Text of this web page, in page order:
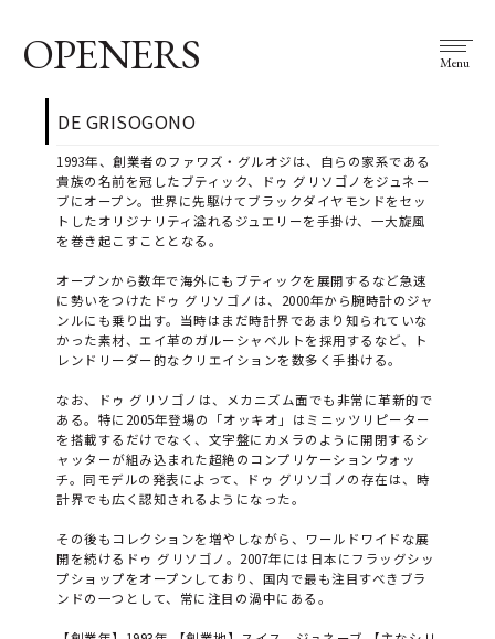
OPENERS Menu
DE GRISOGONO
1993年、創業者のファワズ・グルオジは、自らの家系である
貴族の名前を冠したブティック、ドゥ グリソゴノをジュネー
ブにオープン。世界に先駆けてブラックダイヤモンドをセッ
トしたオリジナリティ溢れるジュエリーを手掛け、一大旋風
を巻き起こすこととなる。
オープンから数年で海外にもブティックを展開するなど急速
に勢いをつけたドゥ グリソゴノは、2000年から腕時計のジャ
ンルにも乗り出す。当時はまだ時計界であまり知られていな
かった素材、エイ革のガルーシャベルトを採用するなど、ト
レンドリーダー的なクリエイションを数多く手掛ける。
なお、ドゥ グリソゴノは、メカニズム面でも非常に革新的で
ある。特に2005年登場の「オッキオ」はミニッツリピーター
を搭載するだけでなく、文字盤にカメラのように開閉するシ
ャッターが組み込まれた超絶のコンプリケーションウォッ
チ。同モデルの発表によって、ドゥ グリソゴノの存在は、時
計界でも広く認知されるようになった。
その後もコレクションを増やしながら、ワールドワイドな展
開を続けるドゥ グリソゴノ。2007年には日本にフラッグシッ
プショップをオープンしており、国内で最も注目すべきブラ
ンドの一つとして、常に注目の渦中にある。